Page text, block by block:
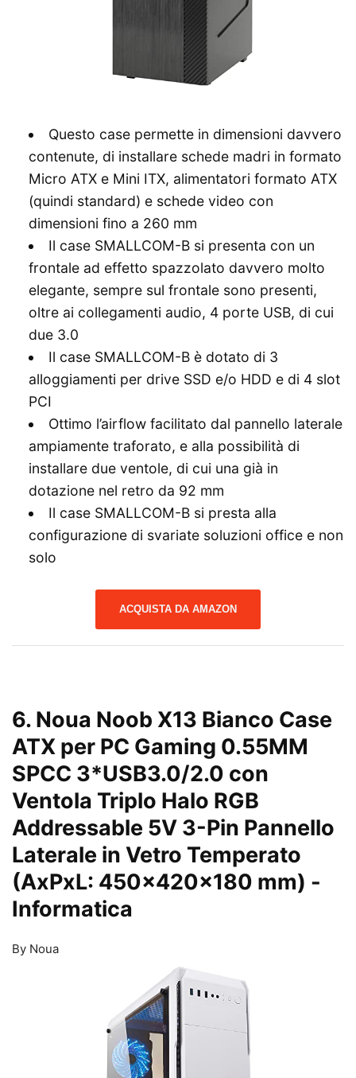
Questo case permette in dimensioni davvero
contenute, di installare schede madri in formato
Micro ATX e Mini ITX, alimentatori formato ATX
(quindi standard) e schede video con
dimensioni fino a 260 mm
Il case SMALLCOM-B si presenta con un
frontale ad effetto spazzolato davvero molto
elegante, sempre sul frontale sono presenti,
oltre ai collegamenti audio, 4 porte USB, di cui
due 3.0
Il case SMALLCOM-B è dotato di 3
alloggiamenti per drive SSD e/o HDD e di 4 slot
PCI
Ottimo l’airflow facilitato dal pannello laterale
ampiamente traforato, e alla possibilità di
installare due ventole, di cui una già in
dotazione nel retro da 92 mm
Il case SMALLCOM-B si presta alla
configurazione di svariate soluzioni office e non
solo
ACQUISTA DA AMAZON
6. Noua Noob X13 Bianco Case
ATX per PC Gaming 0.55MM
SPCC 3*USB3.0/2.0 con
Ventola Triplo Halo RGB
Addressable 5V 3-Pin Pannello
Laterale in Vetro Temperato
(AxPxL: 450x420x180 mm) -
Informatica
By Noua